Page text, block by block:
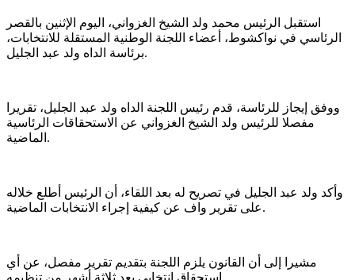
استقبل الرئيس محمد ولد الشيخ الغزواني، اليوم الإثنين بالقصر
الرئاسي في نواكشوط، أعضاء اللجنة الوطنية المستقلة للانتخابات،
برئاسة الداه ولد عبد الجليل.
ووفق إيجاز للرئاسة، قدم رئيس اللجنة الداه ولد عبد الجليل، تقريرا
مفصلا للرئيس ولد الشيخ الغزواني عن الاستحقاقات الرئاسية
الماضية.
وأكد ولد عبد الجليل في تصريح له بعد اللقاء، أن الرئيس أطلع خلاله
على تقرير واف عن كيفية إجراء الانتخابات الماضية.
مشيرا إلى أن القانون يلزم اللجنة بتقديم تقرير مفصل، عن أي
استحقاق انتخابي بعد ثلاثة أشهر من تنظيمه.